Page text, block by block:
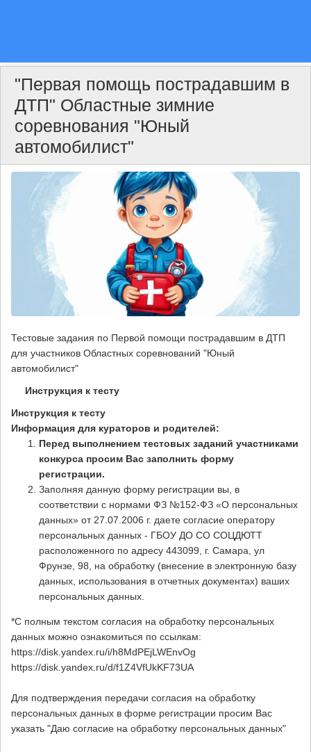
"Первая помощь пострадавшим в
ДТП" Областные зимние
соревнования "Юный
автомобилист"
Тестовые задания по Первой помощи пострадавшим в ДТП
для участников Областных соревнований "Юный
автомобилист"
Инструкция к тесту
Инструкция к тесту
Информация для кураторов и родителей:
Перед выполнением тестовых заданий участниками
конкурса просим Вас заполнить форму
регистрации.
Заполняя данную форму регистрации вы, в
соответствии с нормами ФЗ №152-ФЗ «О персональных
данных» от 27.07.2006 г. даете согласие оператору
персональных данных - ГБОУ ДО СО СОЦДЮТТ
расположенного по адресу 443099, г. Самара, ул
Фрунзе, 98, на обработку (внесение в электронную базу
данных, использования в отчетных документах) ваших
персональных данных.
*С полным текстом согласия на обработку персональных
данных можно ознакомиться по ссылкам:
https://disk.yandex.ru/i/h8MdPEjLWEnvOg
https://disk.yandex.ru/d/f1Z4VfUkKF73UA
Для подтверждения передачи согласия на обработку
персональных данных в форме регистрации просим Вас
указать "Даю согласие на обработку персональных данных"